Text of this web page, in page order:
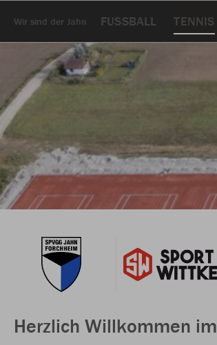
Wir sind der Jahn FUSSBALL TENNIS
Herzlich Willkommen im